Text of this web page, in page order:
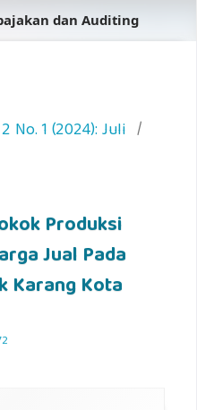
dan Auditing
No. 1 (2024): Juli /
Produksi
Jual Pada
Karang Kota